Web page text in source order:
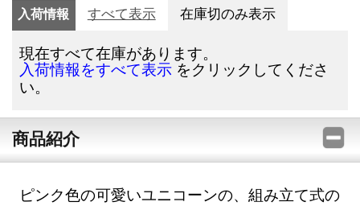
入荷情報 すべて表示 在庫切のみ表示
現在すべて在庫があります。
入荷情報をすべて表示 をクリックしてくださ
い。
商品紹介
ピンク色の可愛いユニコーンの、組み立て式の